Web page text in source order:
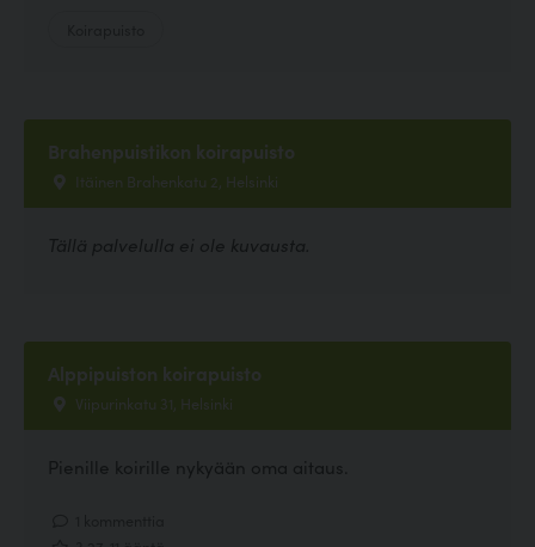
Brahenpuistikon koirapuisto
Itäinen Brahenkatu 2, Helsinki
Tällä palvelulla ei ole kuvausta.
Alppipuiston koirapuisto
Viipurinkatu 31, Helsinki
Pienille koirille nykyään oma aitaus.